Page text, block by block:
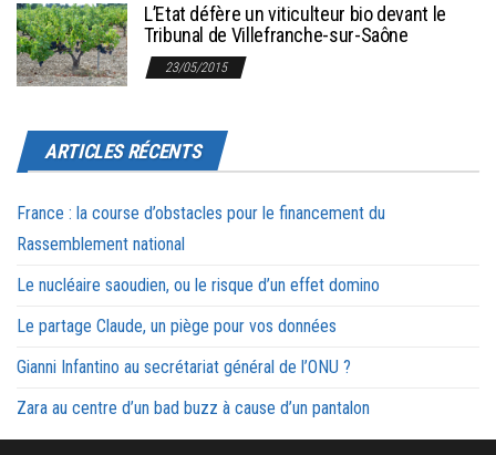
L’Etat défère un viticulteur bio devant le
Tribunal de Villefranche-sur-Saône
23/05/2015
ARTICLES RÉCENTS
France : la course d’obstacles pour le financement du
Rassemblement national
Le nucléaire saoudien, ou le risque d’un effet domino
Le partage Claude, un piège pour vos données
Gianni Infantino au secrétariat général de l’ONU ?
Zara au centre d’un bad buzz à cause d’un pantalon